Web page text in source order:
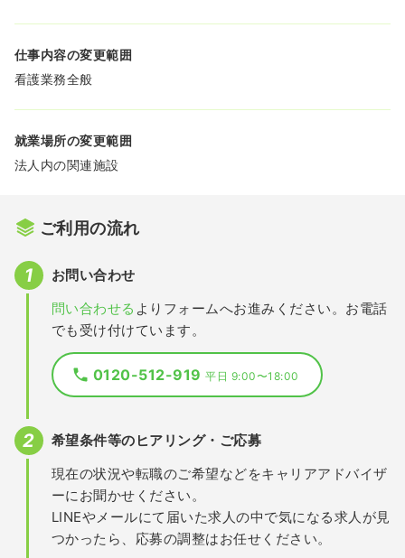
仕事内容の変更範囲
看護業務全般
就業場所の変更範囲
法人内の関連施設
ご利用の流れ
お問い合わせ
問い合わせる よりフォームへお進みください。お電話
でも受け付けています。
0120-512-919平日 9:00〜18:00
希望条件等のヒアリング・ご応募
現在の状況や転職のご希望などをキャリアアドバイザ
ーにお聞かせください。
LINEやメールにて届いた求人の中で気になる求人が見
つかったら、応募の調整はお任せください。